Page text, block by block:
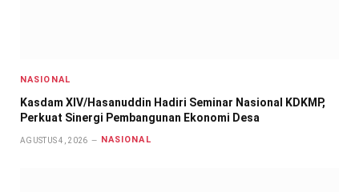
NASIONAL
Kasdam XIV/Hasanuddin Hadiri Seminar Nasional KDKMP,
Perkuat Sinergi Pembangunan Ekonomi Desa
AGUSTUS 4, 2026 NASIONAL